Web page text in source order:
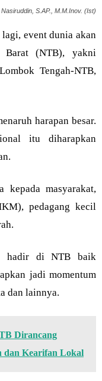
S.AP., M.M.Inov. (Ist)
event dunia akan
(NTB), yakni
Tengah-NTB,
harapan besar.
itu diharapkan
kepada masyarakat,
pedagang kecil
hadir di NTB baik
jadi momentum
dan lainnya.
Dirancang
dan Kearifan Lokal